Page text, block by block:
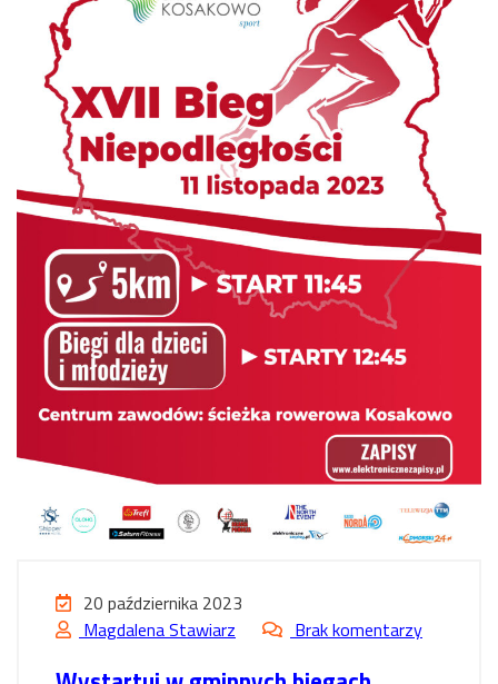
20 października 2023
Magdalena Stawiarz
Brak komentarzy